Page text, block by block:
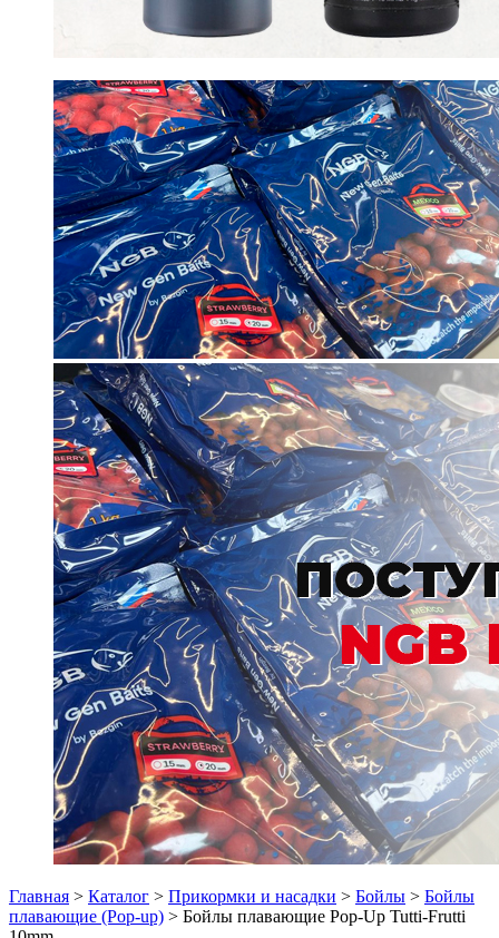
Главная > Каталог > Прикормки и насадки > Бойлы > Бойлы
плавающие (Pop-up) > Бойлы плавающие Pop-Up Tutti-Frutti